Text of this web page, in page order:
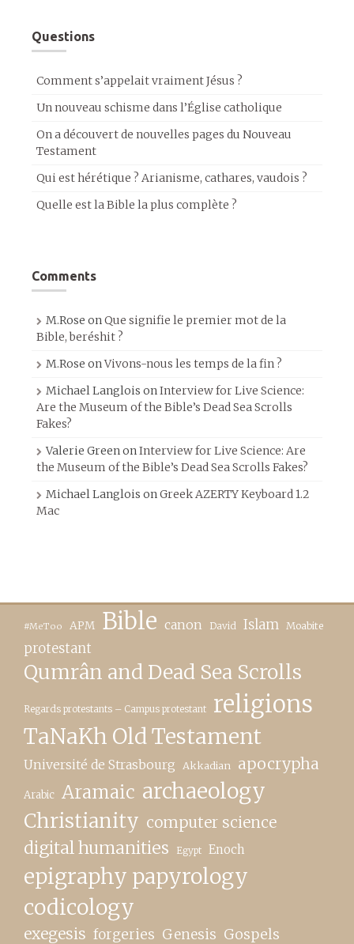
Questions
Comment s’appelait vraiment Jésus ?
Un nouveau schisme dans l’Église catholique
On a découvert de nouvelles pages du Nouveau
Testament
Qui est hérétique ? Arianisme, cathares, vaudois ?
Quelle est la Bible la plus complète ?
Comments
M.Rose onQue signifie le premier mot de la
Bible, beréshit ?
M.Rose onVivons-nous les temps de la fin ?
Michael Langlois onInterview for Live Science:
Are the Museum of the Bible’s Dead Sea Scrolls
Fakes?
Valerie GreenonInterview for Live Science: Are
the Museum of the Bible’s Dead Sea Scrolls Fakes?
Michael Langlois onGreek AZERTY Keyboard 1.2
Mac
#MeToo APM Bible canon David Islam Moabite
protestant
Qumrân and Dead Sea Scrolls
Regards protestants – Campus protestant religions
TaNaKh Old Testament
Université de Strasbourg Akkadian apocrypha
Arabic Aramaic archaeology
Christianity computer science
digital humanities Egypt Enoch
epigraphy papyrology
codicology
exegesis forgeries Genesis Gospels